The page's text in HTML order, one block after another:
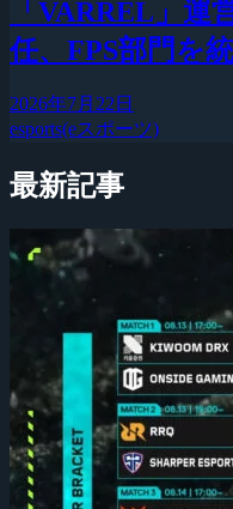
「VARREL」運
任、FPS部門を
2026年7月22日
esports(eスポーツ)
最新記事